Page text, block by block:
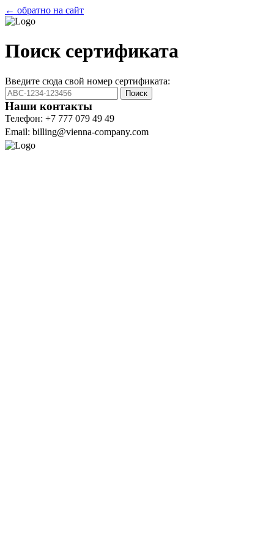
← обратно на сайт
Поиск сертификата
Введите сюда свой номер сертификата:
Поиск
Наши контакты
Телефон: +7 777 079 49 49
Email: billing@vienna-company.com